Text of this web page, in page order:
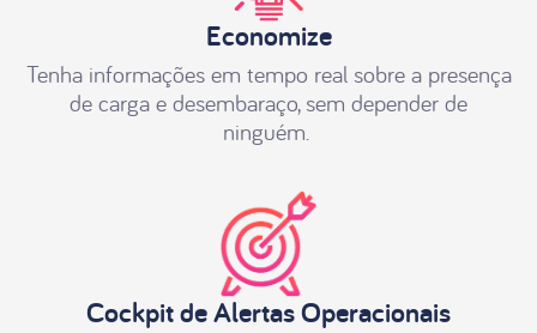
Economize
Tenha informações em tempo real sobre a presença
de carga e desembaraço, sem depender de
ninguém.
Cockpit de Alertas Operacionais